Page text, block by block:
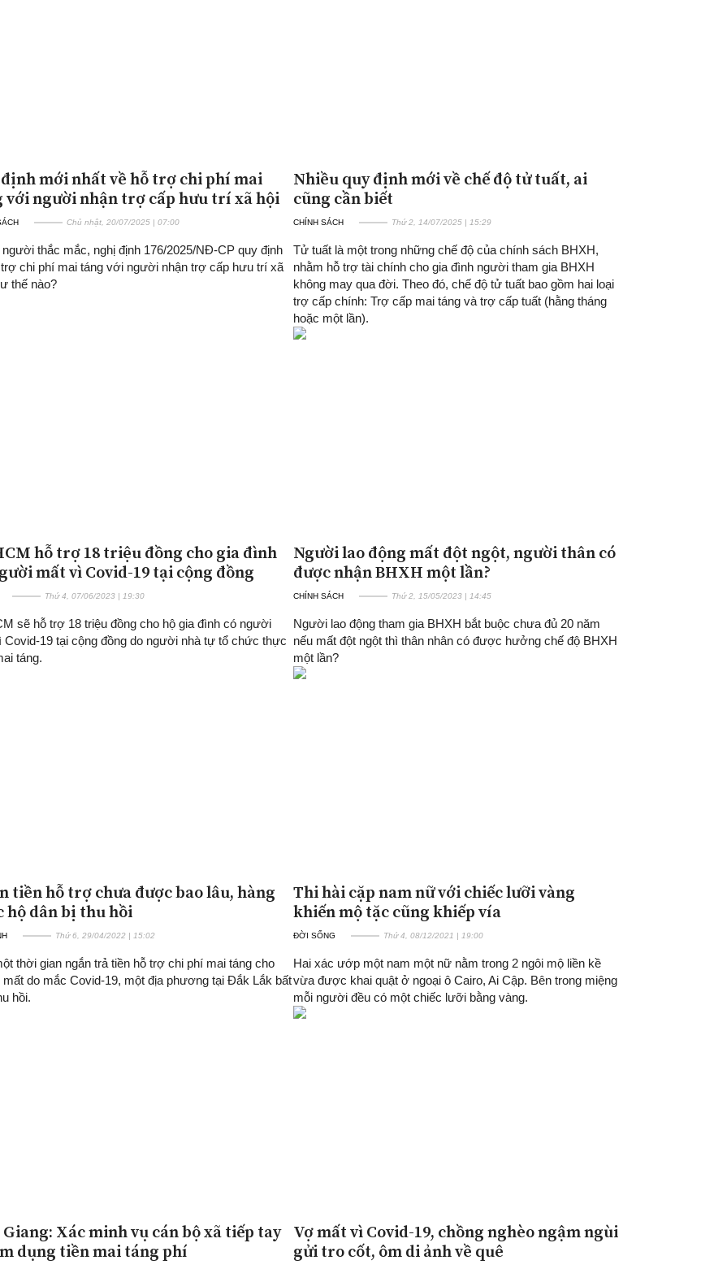
Đăng ký tin tức mới
định mới nhất về hỗ trợ chi phí mai
với người nhận trợ cấp hưu trí xã hội
Chủ nhật, 20/07/2025 | 07:00
người thắc mắc, nghị định 176/2025/NĐ-CP quy định
chi phí mai táng với người nhận trợ cấp hưu trí xã
thế nào?
Nhiều quy định mới về chế độ tử tuất, ai
cũng cần biết
CHÍNH SÁCH Thứ 2, 14/07/2025 | 15:29
Tử tuất là một trong những chế độ của chính sách BHXH,
nhằm hỗ trợ tài chính cho gia đình người tham gia BHXH
không may qua đời. Theo đó, chế độ tử tuất bao gồm hai loại
trợ cấp chính: Trợ cấp mai táng và trợ cấp tuất (hằng tháng
hoặc một lần).
hỗ trợ 18 triệu đồng cho gia đình
mất vì Covid-19 tại cộng đồng
Thứ 4, 07/06/2023 | 19:30
sẽ hỗ trợ 18 triệu đồng cho hộ gia đình có người
Covid-19 tại cộng đồng do người nhà tự tổ chức thực
táng.
Người lao động mất đột ngột, người thân có
được nhận BHXH một lần?
CHÍNH SÁCH Thứ 2, 15/05/2023 | 14:45
Người lao động tham gia BHXH bắt buộc chưa đủ 20 năm
nếu mất đột ngột thì thân nhân có được hưởng chế độ BHXH
một lần?
tiền hỗ trợ chưa được bao lâu, hàng
hộ dân bị thu hồi
Thứ 6, 29/04/2022 | 15:02
thời gian ngắn trả tiền hỗ trợ chi phí mai táng cho
do mắc Covid-19, một địa phương tại Đắk Lắk bất
hồi.
Thi hài cặp nam nữ với chiếc lưỡi vàng
khiến mộ tặc cũng khiếp vía
ĐỜI SỐNG Thứ 4, 08/12/2021 | 19:00
Hai xác ướp một nam một nữ nằm trong 2 ngôi mộ liền kề
vừa được khai quật ở ngoại ô Cairo, Ai Cập. Bên trong miệng
mỗi người đều có một chiếc lưỡi bằng vàng.
Xác minh vụ cán bộ xã tiếp tay
dụng tiền mai táng phí
Vợ mất vì Covid-19, chồng nghèo ngậm ngùi
gửi tro cốt, ôm di ảnh về quê